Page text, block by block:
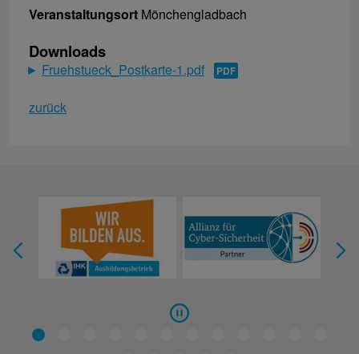
Veranstaltungsort Mönchengladbach
Downloads
Fruehstueck_Postkarte-1.pdf
zurück